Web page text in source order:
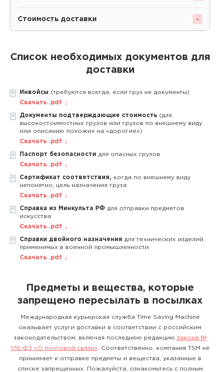
Стоимость доставки
Список необходимых документов для
доставки
Инвойсы (требуются всегда, если груз не документы)
Скачать .pdf
Документы подтверждающие стоимость (для
высокостоимостных грузов или грузов по внешнему виду
или описанию похожих на «дорогие»)
Скачать .pdf
Паспорт безопасности для опасных грузов
Скачать .pdf
Сертификат соответствия, когда по внешнему виду
непонятно, цель назначения груза
Скачать .pdf
Справка из Минкульта РФ для отправки предметов
искусства
Скачать .pdf
Справки двойного назначения для технических изделий,
применимых в военной промышленности
Скачать .pdf
Предметы и вещества, которые
запрещено пересылать в посылках
Международная курьерская служба Time Saving Machine
оказывает услуги доставки в соответствии с российским
законодательством, включая последнюю редакцию закона №
176-ФЗ «О почтовой связи» . Соответственно, компания TSM не
принимает к отправке предметы и вещества, указанные в
списке запрещенных. Пожалуйста, ознакомьтесь с полным